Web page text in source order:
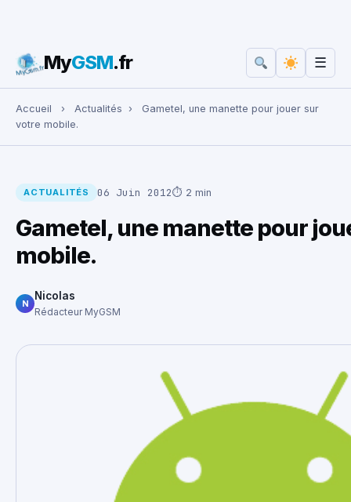
Rechercher :
MyGSM.fr ☰
Accueil › Actualités ›
Gametel, une manette pour jouer sur
votre mobile.
ACTUALITÉS 06 Juin 2012⏱ 2 min
Gametel, une manette pour
mobile.
N
Nicolas
Rédacteur MyGSM